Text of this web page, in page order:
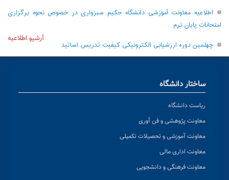
اطلاعیه معاونت آموزشی دانشگاه حکیم سبزواری در خصوص نحوه برگزاری
امتحانات پایان ترم
چهلمین دوره ارزشیابی الکترونیکی کیفیت تدریس اساتید
آرشیو اطلاعیه
ساختار دانشگاه
ریاست دانشگاه
معاونت پژوهشی و فن آوری
معاونت آموزشی و تحصیلات تکمیلی
معاونت اداری مالی
معاونت فرهنگی و دانشجویی